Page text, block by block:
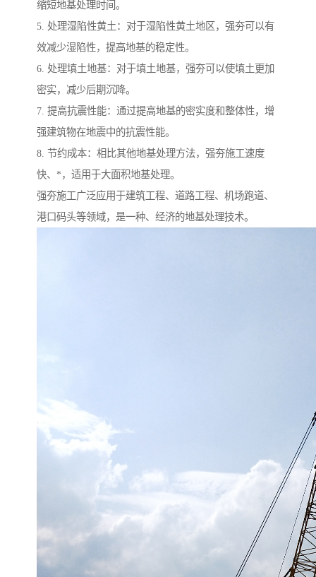
缩短地基处理时间。
5. 处理湿陷性黄土：对于湿陷性黄土地区，强夯可以有
效减少湿陷性，提高地基的稳定性。
6. 处理填土地基：对于填土地基，强夯可以使填土更加
密实，减少后期沉降。
7. 提高抗震性能：通过提高地基的密实度和整体性，增
强建筑物在地震中的抗震性能。
8. 节约成本：相比其他地基处理方法，强夯施工速度
快、*，适用于大面积地基处理。
强夯施工广泛应用于建筑工程、道路工程、机场跑道、
港口码头等领域，是一种、经济的地基处理技术。